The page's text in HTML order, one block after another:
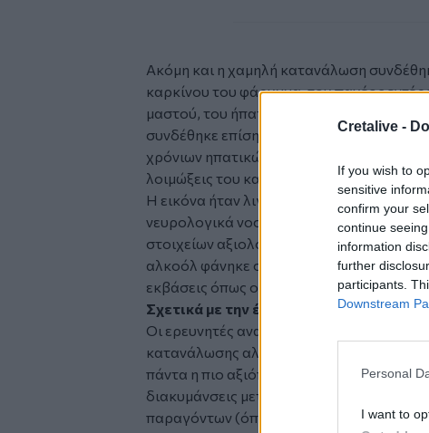
Cretalive -
If you wish to
sensitive
confirm your
continue
information
further
participants.
Downstream
Personal
I want to
Ακόμη και η χαμηλή κατανάλωση
καρκίνου του φάρυγγα, του παχέος
μαστού, του ήπατος, του παγκρέατος
συνδέθηκε επίσης με υψηλότερο
χρόνιων ηπατικών νοσημάτων.
λοιμώξεις του κατώτερου
Η εικόνα ήταν λιγότερο ξεκάθαρη για
νευρολογικά νοσήματα. Σε αυτές τις
στοιχείων αξιολογήθηκε χαμηλότερα,
αλκοόλ φάνηκε σε ορισμένες μελέτες να
εκβάσεις όπως ο διαβήτης τύπου 2 και η
Σχετικά με την έρευνα
Οι ερευνητές αναγνωρίζουν ότι υπάρχουν
κατανάλωσης αλκοόλ στις μελέτες
πάντα η πιο αξιόπιστη μέθοδος
διακυμάνσεις μεταξύ των μελετών όσον
παραγόντων (όπως η διατροφή και το